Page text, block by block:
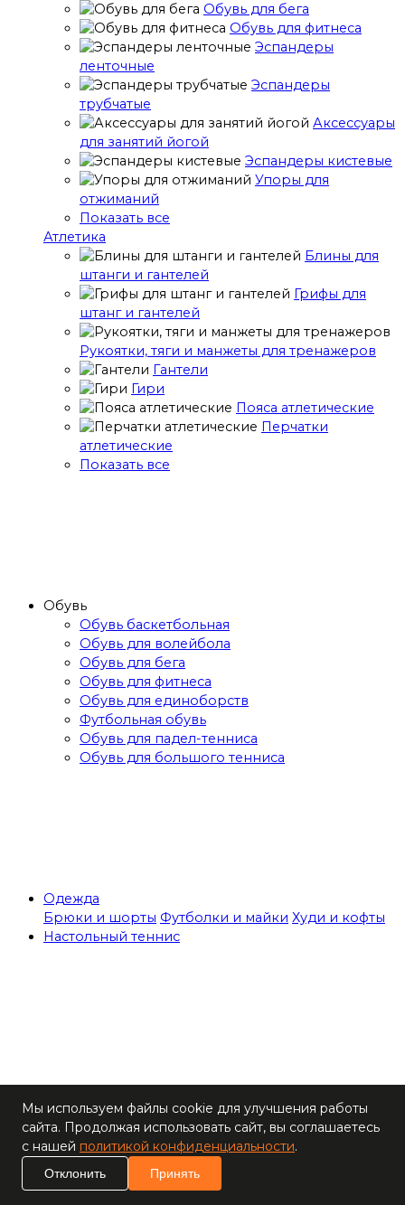
Обувь для бега
Обувь для фитнеса
Эспандеры
ленточные
Эспандеры
трубчатые
Аксессуары
для занятий йогой
Эспандеры кистевые
Упоры для
отжиманий
Показать все
Атлетика
Блины для
штанги и гантелей
Грифы для
штанг и гантелей
Рукоятки, тяги и манжеты для тренажеров
Гантели
Гири
Пояса атлетические
Перчатки
атлетические
Показать все
Обувь
Обувь баскетбольная
Обувь для волейбола
Обувь для бега
Обувь для фитнеса
Обувь для единоборств
Футбольная обувь
Обувь для падел-тенниса
Обувь для большого тенниса
Одежда
Брюки и шорты Футболки и майки Худи и кофты
Настольный теннис
Ракетки
Накладки для
ракеток
ракеток
Мы используем файлы cookie для улучшения работы
сайта. Продолжая использовать сайт, вы соглашаетесь
с нашей политикой конфиденциальности.
Отклонить Принять